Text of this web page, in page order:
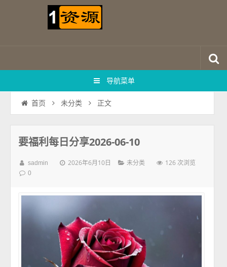
导航菜单
首页 未分类 正文
要福利每日分享2026-06-10
sadmin 2026年6月10日 未分类 126 次浏览
0